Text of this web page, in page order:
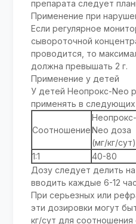
препарата следует
Применение при
Если регулярное
сывороточной
проводится, то
должна превышать 2 г.
Применение у детей
У детей Неопрокс-Neo
применять в
Соотношение
Неопрокс-
Neo доза
(мг/кг/сут)
1:1
40-80
Дозу следует делить
вводить каждые 6-12
При серьезных или
эти дозировки могут
кг/сут для